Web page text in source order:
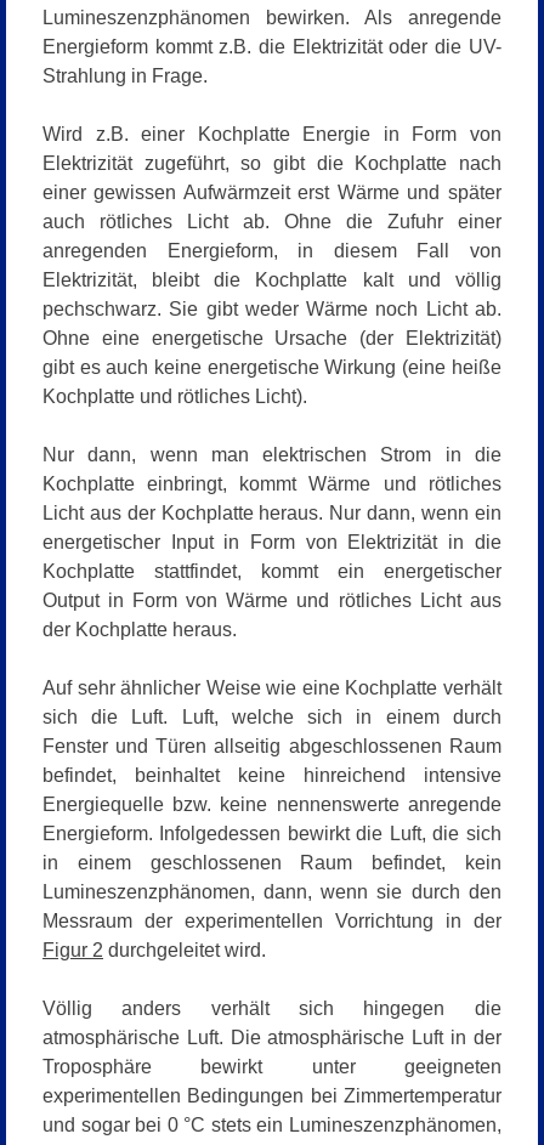
Lumineszenzphänomen bewirken. Als anregende
Energieform kommt z.B. die Elektrizität oder die UV-
Strahlung in Frage.
Wird z.B. einer Kochplatte Energie in Form von
Elektrizität zugeführt, so gibt die Kochplatte nach
einer gewissen Aufwärmzeit erst Wärme und später
auch rötliches Licht ab. Ohne die Zufuhr einer
anregenden Energieform, in diesem Fall von
Elektrizität, bleibt die Kochplatte kalt und völlig
pechschwarz. Sie gibt weder Wärme noch Licht ab.
Ohne eine energetische Ursache (der Elektrizität)
gibt es auch keine energetische Wirkung (eine heiße
Kochplatte und rötliches Licht).
Nur dann, wenn man elektrischen Strom in die
Kochplatte einbringt, kommt Wärme und rötliches
Licht aus der Kochplatte heraus. Nur dann, wenn ein
energetischer Input in Form von Elektrizität in die
Kochplatte stattfindet, kommt ein energetischer
Output in Form von Wärme und rötliches Licht aus
der Kochplatte heraus.
Auf sehr ähnlicher Weise wie eine Kochplatte verhält
sich die Luft. Luft, welche sich in einem durch
Fenster und Türen allseitig abgeschlossenen Raum
befindet, beinhaltet keine hinreichend intensive
Energiequelle bzw. keine nennenswerte anregende
Energieform. Infolgedessen bewirkt die Luft, die sich
in einem geschlossenen Raum befindet, kein
Lumineszenzphänomen, dann, wenn sie durch den
Messraum der experimentellen Vorrichtung in der
Figur 2 durchgeleitet wird.
Völlig anders verhält sich hingegen die
atmosphärische Luft. Die atmosphärische Luft in der
Troposphäre bewirkt unter geeigneten
experimentellen Bedingungen bei Zimmertemperatur
und sogar bei 0 °C stets ein Lumineszenzphänomen,